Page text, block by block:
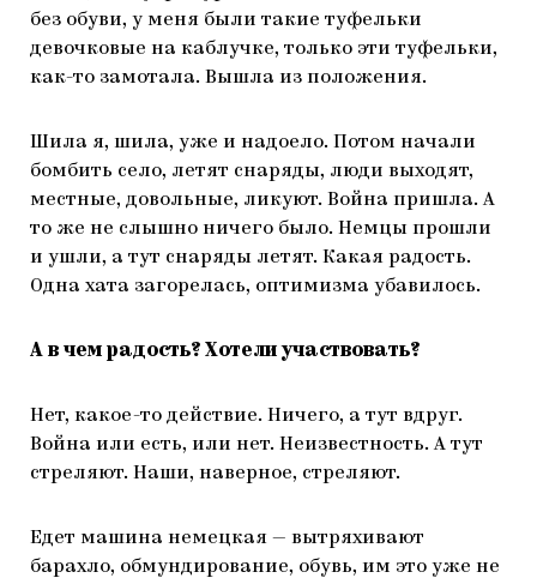
без обуви, у меня были такие туфельки
девочковые на каблучке, только эти туфельки,
как-то замотала. Вышла из положения.
Шила я, шила, уже и надоело. Потом начали
бомбить село, летят снаряды, люди выходят,
местные, довольные, ликуют. Война пришла. А
то же не слышно ничего было. Немцы прошли
и ушли, а тут снаряды летят. Какая радость.
Одна хата загорелась, оптимизма убавилось.
А в чем радость? Хотели участвовать?
Нет, какое-то действие. Ничего, а тут вдруг.
Война или есть, или нет. Неизвестность. А тут
стреляют. Наши, наверное, стреляют.
Едет машина немецкая — вытряхивают
барахло, обмундирование, обувь, им это уже не